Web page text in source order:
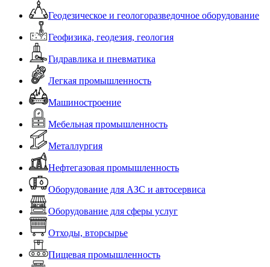
Геодезическое и геологоразведочное оборудование
Геофизика, геодезия, геология
Гидравлика и пневматика
Легкая промышленность
Машиностроение
Мебельная промышленность
Металлургия
Нефтегазовая промышленность
Оборудование для АЗС и автосервиса
Оборудование для сферы услуг
Отходы, вторсырье
Пищевая промышленность